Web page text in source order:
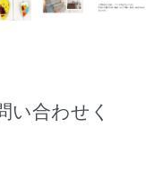
い合わせく